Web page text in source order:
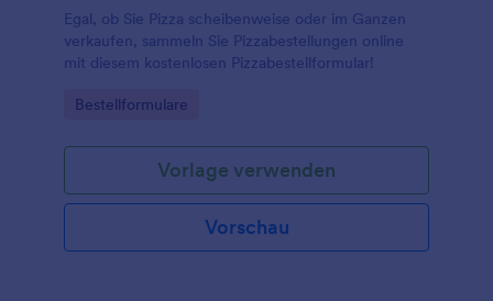
Egal, ob Sie Pizza scheibenweise oder im Ganzen
verkaufen, sammeln Sie Pizzabestellungen online
mit diesem kostenlosen Pizzabestellformular!
Go to Category:
Bestellformulare
Vorlage verwenden
Vorschau